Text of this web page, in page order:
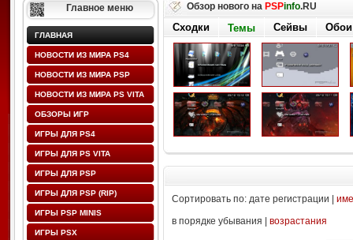
Главное меню
ГЛАВНАЯ
НОВОСТИ ИЗ МИРА PS4
НОВОСТИ ИЗ МИРА PSP
НОВОСТИ ИЗ МИРА PS VITA
ОБЗОРЫ ИГР
ИГРЫ ДЛЯ PS4
ИГРЫ ДЛЯ PS VITA
ИГРЫ ДЛЯ PSP
ИГРЫ ДЛЯ PSP (RIP)
ИГРЫ PSP MINIS
ИГРЫ PSX
Обзор нового на PSPinfo.RU
Сходки Темы Сейвы Обои
Сортировать по: дате регистрации |
в порядке убывания | возрастания